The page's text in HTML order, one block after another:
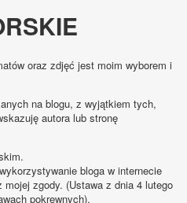
oraz zdjęć jest moim wyborem i
na blogu, z wyjątkiem tych,
autora lub stronę
bloga w internecie
zgody. (Ustawa z dnia 4 lutego
pokrewnych).